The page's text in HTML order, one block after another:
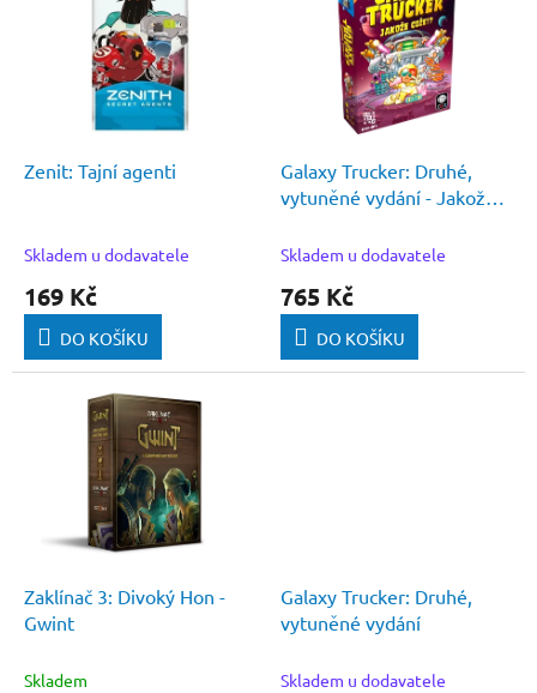
dZenit: Tajní agenti
Skladem u dodavatele
169 Kč
DO KOŠÍKU
Galaxy Trucker: Druhé,
vytuněné vydání - Jakože
Skladem u dodavatele
765 Kč
DO KOŠÍKU
Zaklínač 3: Divoký Hon -
Gwint
Skladem
Galaxy Trucker: Druhé,
vytuněné vydání
Skladem u dodavatele